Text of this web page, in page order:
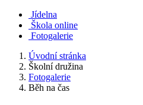
Jídelna
Škola online
Fotogalerie
Úvodní stránka
Školní družina
Fotogalerie
Běh na čas